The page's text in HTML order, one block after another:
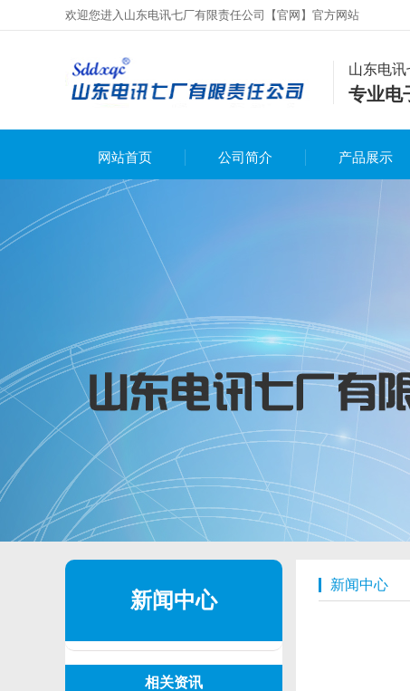
欢迎您进入山东电讯七厂有限责任公司【官网】官方网站
山东电
专业电
网站首页 公司简介 产品展示
新闻中心
相关资讯
新闻中心